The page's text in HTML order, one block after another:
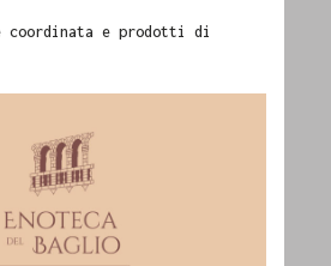
coordinata e prodotti di